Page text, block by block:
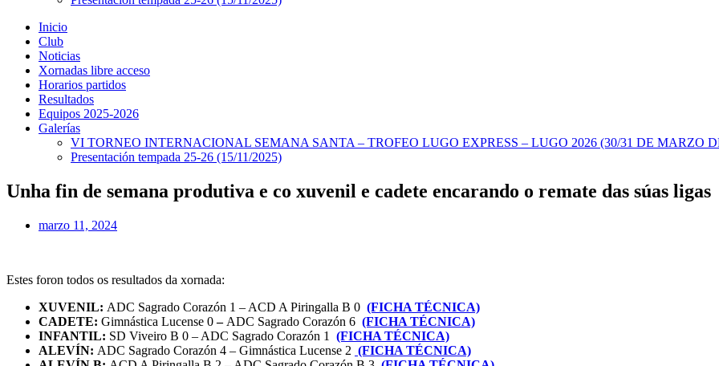
Inicio
Club
Noticias
Xornadas libre acceso
Horarios partidos
Resultados
Equipos 2025-2026
Galerías
VI TORNEO INTERNACIONAL SEMANA SANTA – TROFEO LUGO EXPRESS – LUGO 2026 (30/31 DE MARZO
Presentación tempada 25-26 (15/11/2025)
Unha fin de semana produtiva e co xuvenil e cadete encarando o remate das súas ligas
marzo 11, 2024
Estes foron todos os resultados da xornada:
XUVENIL: ADC Sagrado Corazón 1 – ACD A Piringalla B 0 (FICHA TÉCNICA)
CADETE: Gimnástica Lucense 0– ADC Sagrado Corazón 6 (FICHA TÉCNICA)
INFANTIL: SD Viveiro B 0 – ADC Sagrado Corazón 1 (FICHA TÉCNICA)
ALEVÍN: ADC Sagrado Corazón 4 – Gimnástica Lucense 2 (FICHA TÉCNICA)